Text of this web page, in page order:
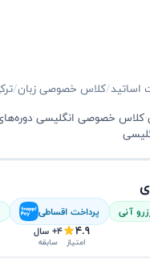
اساتید/کلاس خصوصی زبان/
·کلاس خصوصی انگلیسی·
آنی
پرداخت اقساطی
4.9
امتیاز
4+ سال
سابقه